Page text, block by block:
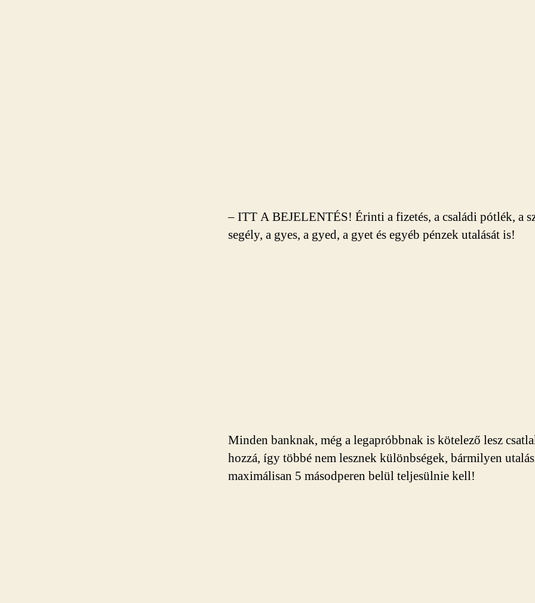
– ITT A BEJELENTÉS! Érinti a fizetés, a családi pótlék, a
segély, a gyes, a gyed, a gyet és egyéb pénzek utalását is!
Minden banknak, még a legapróbbnak is kötelező lesz
hozzá, így többé nem lesznek különbségek, bármilyen
maximálisan 5 másodperen belül teljesülnie kell!